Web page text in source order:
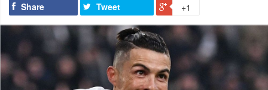
Share Tweet +1